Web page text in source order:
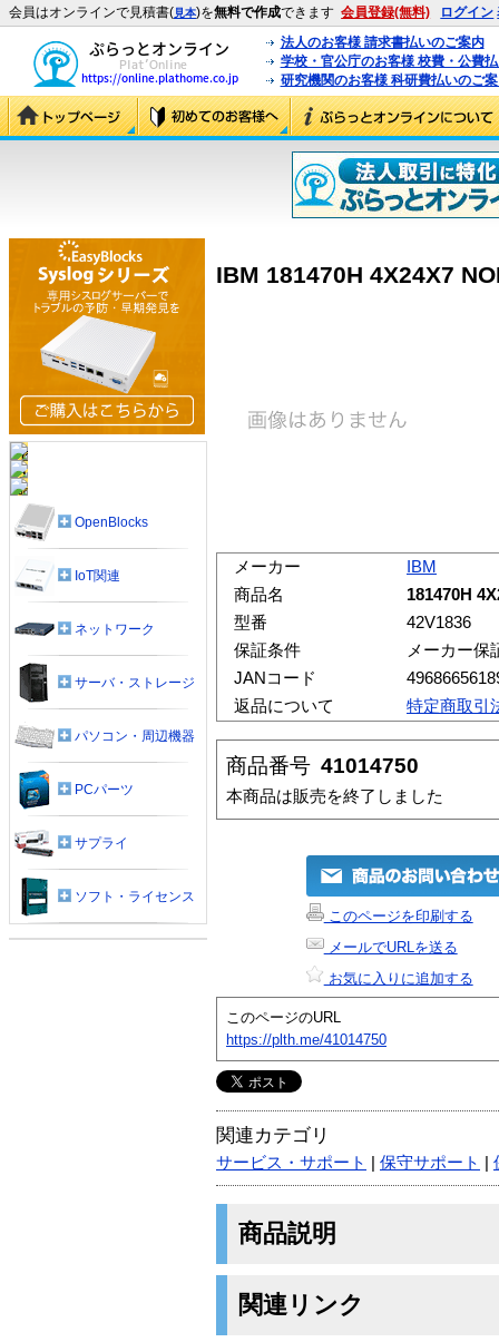
会員はオンラインで見積書(見本)を無料で作成できます 会員登録(無料) ログイン
法人のお客様 請求書払いのご案内
学校・官公庁のお客様 校費・公費
研究機関のお客様 科研費払いのご
IBM 181470H 4X24X7
メーカー
IBM
商品名
181470H
型番
42V1836
保証条件
メーカー保
JANコード
返品について
特定商取引
商品番号 41014750
本商品は販売を終了しました
このページを印刷する
メールでURLを送る
お気に入りに追加する
このページのURL
https://plth.me/41014750
関連カテゴリ
サービス・サポート 保守サポート
商品説明
関連リンク
OpenBlocks
IoT関連
ネットワーク
サーバ・ストレージ
パソコン・周辺機器
PCパーツ
サプライ
ソフト・ライセンス